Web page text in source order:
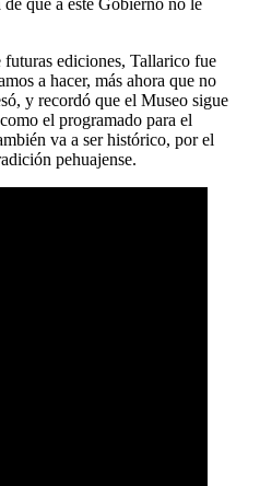
ediciones, Tallarico fue
a hacer, más ahora que no
y recordó que el Museo sigue
el programado para el
va a ser histórico, por el
pehuajense.